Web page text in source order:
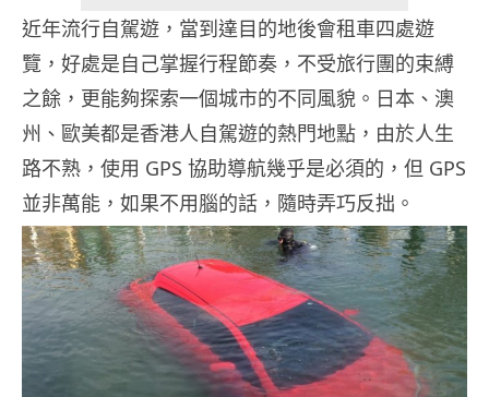
近年流行自駕遊，當到達目的地後會租車四處遊
覽，好處是自己掌握行程節奏，不受旅行團的束縛
之餘，更能夠探索一個城市的不同風貌。日本、澳
州、歐美都是香港人自駕遊的熱門地點，由於人生
路不熟，使用 GPS 協助導航幾乎是必須的，但 GPS
並非萬能，如果不用腦的話，隨時弄巧反拙。